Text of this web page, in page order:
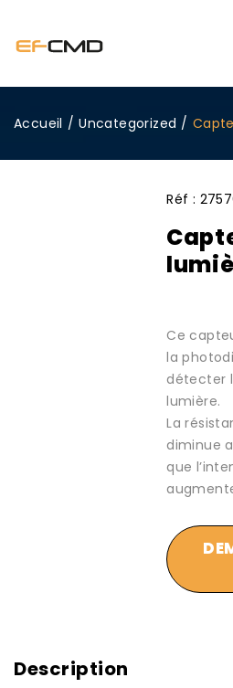
Accueil / Uncategorized /
Réf :
Ce
la
détecter
lumière.
La
diminue
que
Description